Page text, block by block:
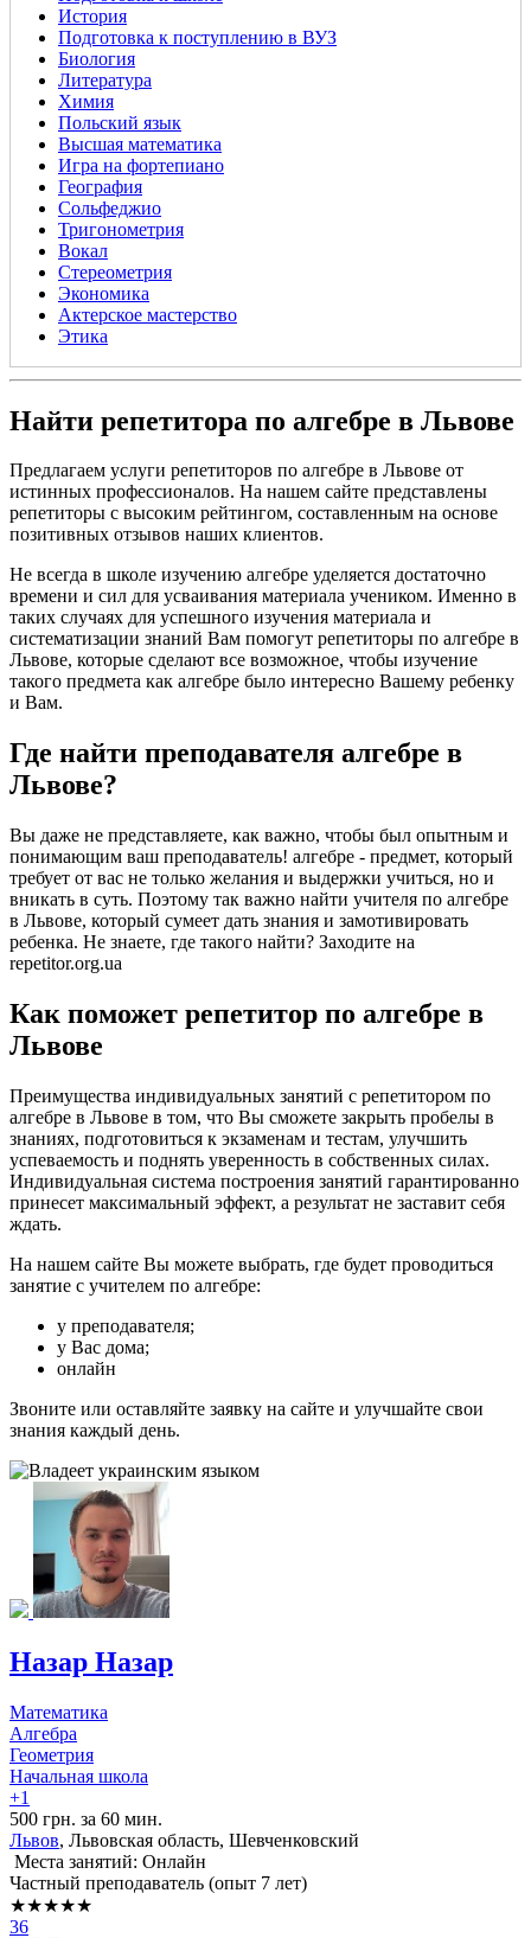
История
Подготовка к поступлению в ВУЗ
Биология
Литература
Химия
Польский язык
Высшая математика
Игра на фортепиано
География
Сольфеджио
Тригонометрия
Вокал
Стереометрия
Экономика
Актерское мастерство
Этика
Найти репетитора по алгебре в Львове
Предлагаем услуги репетиторов по алгебре в Львове от
истинных профессионалов. На нашем сайте представлены
репетиторы с высоким рейтингом, составленным на основе
позитивных отзывов наших клиентов.
Не всегда в школе изучению алгебре уделяется достаточно
времени и сил для усваивания материала учеником. Именно в
таких случаях для успешного изучения материала и
систематизации знаний Вам помогут репетиторы по алгебре в
Львове, которые сделают все возможное, чтобы изучение
такого предмета как алгебре было интересно Вашему ребенку
и Вам.
Где найти преподавателя алгебре в
Львове?
Вы даже не представляете, как важно, чтобы был опытным и
понимающим ваш преподаватель! алгебре - предмет, который
требует от вас не только желания и выдержки учиться, но и
вникать в суть. Поэтому так важно найти учителя по алгебре
в Львове, который сумеет дать знания и замотивировать
ребенка. Не знаете, где такого найти? Заходите на
repetitor.org.ua
Как поможет репетитор по алгебре в
Львове
Преимущества индивидуальных занятий с репетитором по
алгебре в Львове в том, что Вы сможете закрыть пробелы в
знаниях, подготовиться к экзаменам и тестам, улучшить
успеваемость и поднять уверенность в собственных силах.
Индивидуальная система построения занятий гарантированно
принесет максимальный эффект, а результат не заставит себя
ждать.
На нашем сайте Вы можете выбрать, где будет проводиться
занятие с учителем по алгебре:
у преподавателя;
у Вас дома;
онлайн
Звоните или оставляйте заявку на сайте и улучшайте свои
знания каждый день.
Назар Назар
Математика
Алгебра
Геометрия
Начальная школа
+1
500 грн. за 60 мин.
Львов, Львовская область, Шевченковский
Места занятий: Онлайн
Частный преподаватель (опыт 7 лет)
★★★★★
36